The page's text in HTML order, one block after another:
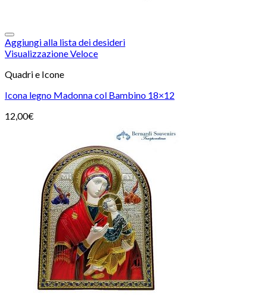
Aggiungi alla lista dei desideri
Visualizzazione Veloce
Quadri e Icone
Icona legno Madonna col Bambino 18×12
12,00€